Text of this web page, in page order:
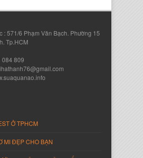
Nguyễn Thanh Sang
Đốc Công ty Lam Sơn Phát
: 571/6 Phạm Văn Bạch. Phường 15
Tp.HCM
084 809
Ở TPHCM
MI ĐẸP CHO BẠN